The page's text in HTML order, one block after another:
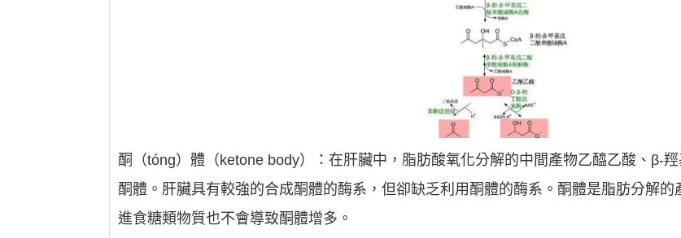
酮（tóng）體（ketone body）：在肝臟中，脂肪酸氧化分解的中間產物乙醯乙酸、β-
酮體。肝臟具有較強的合成酮體的酶系，但卻缺乏利用酮體的酶系。酮體是脂肪分解的
進食糖類物質也不會導致酮體增多。